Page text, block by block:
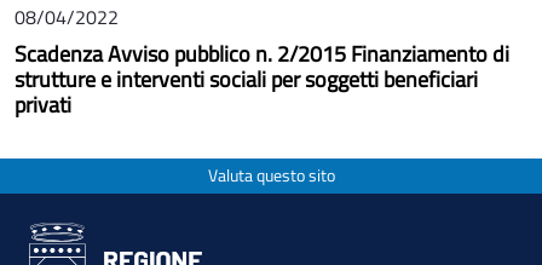
08/04/2022
Scadenza Avviso pubblico n. 2/2015 Finanziamento di
strutture e interventi sociali per soggetti beneficiari
privati
Valuta questo sito